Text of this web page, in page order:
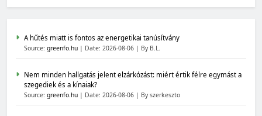
A hűtés miatt is fontos az energetikai tanúsítvány
Source: greenfo.hu Date: 2026-08-06 By B.L.
Nem minden hallgatás jelent elzárkózást: miért értik félre egymást a
szegediek és a kínaiak?
Source: greenfo.hu Date: 2026-08-06 By szerkeszto